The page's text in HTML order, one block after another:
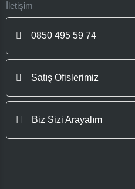
İletişim
0850 495 59 74
Satış Ofislerimiz
Biz Sizi Arayalım